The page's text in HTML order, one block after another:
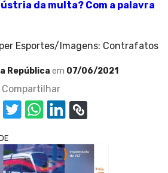
da multa? Com a palavra
Esportes/Imagens: Contrafatos
República em 07/06/2021
Compartilhar